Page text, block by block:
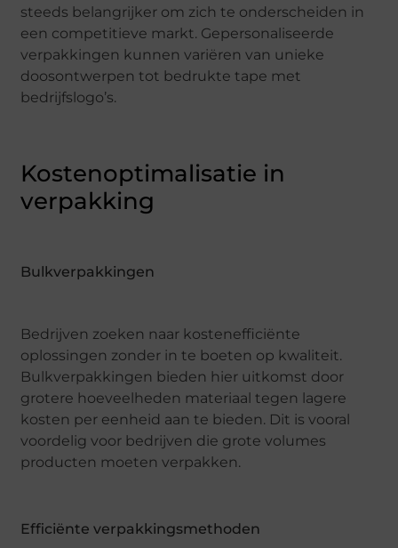
steeds belangrijker om zich te onderscheiden in
een competitieve markt. Gepersonaliseerde
verpakkingen kunnen variëren van unieke
doosontwerpen tot bedrukte tape met
bedrijfslogo’s.
Kostenoptimalisatie in
verpakking
Bulkverpakkingen
Bedrijven zoeken naar kostenefficiënte
oplossingen zonder in te boeten op kwaliteit.
Bulkverpakkingen bieden hier uitkomst door
grotere hoeveelheden materiaal tegen lagere
kosten per eenheid aan te bieden. Dit is vooral
voordelig voor bedrijven die grote volumes
producten moeten verpakken.
Efficiënte verpakkingsmethoden